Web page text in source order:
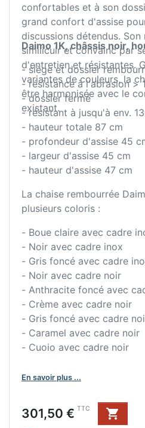
confortables et à son
grand confort d'assise
discussions détendus.
similicuir et convainc par
d'entretien et résistantes.
variantes de couleurs, la
être harmonisée avec le
existant.
Daimo 1K, châssis noir,
- siège et dossier
- résistance à l'abrasion >
- dossier fermé
- résistant à jusqu'à env.
- hauteur totale 87 cm
- profondeur d'assise 45
- largeur d'assise 45 cm
- hauteur d'assise 47 cm
La chaise rembourrée
plusieurs coloris :
- Boue claire avec cadre
- Noir avec cadre inox
- Gris foncé avec cadre
- Noir avec cadre noir
- Anthracite foncé avec
- Crème avec cadre noir
- Gris foncé avec cadre
- Caramel avec cadre noir
- Cuoio avec cadre noir
En savoir plus ...
Prix
301,50 € TTC
